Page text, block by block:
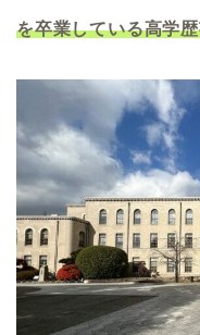
を卒業している高学